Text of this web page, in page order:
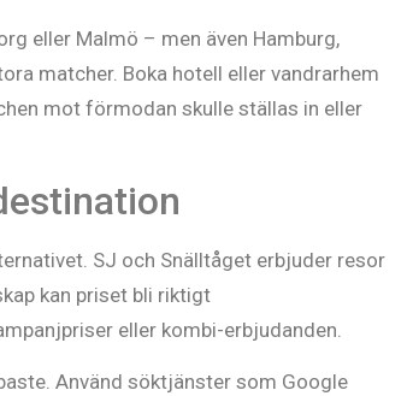
eller Malmö – men även Hamburg,
matcher. Boka hotell eller vandrarhem
mot förmodan skulle ställas in eller
SJ och Snälltåget erbjuder resor
kan priset bli riktigt
eller kombi-erbjudanden.
Använd söktjänster som Google